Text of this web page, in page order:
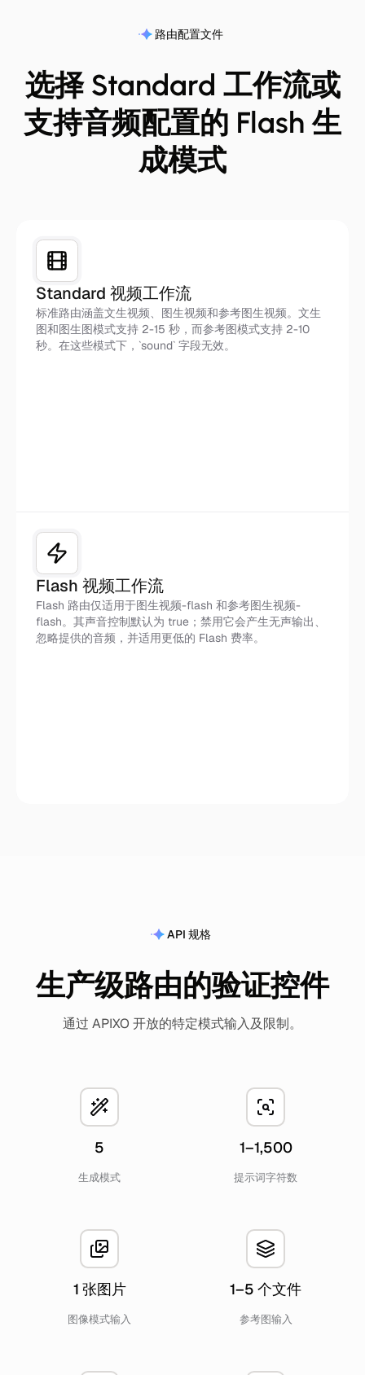
路由配置文件
选择 Standard 工作流或
支持音频配置的 Flash 生
成模式
Standard 视频工作流
标准路由涵盖文生视频、图生视频和参考图生视频。文生
图和图生图模式支持 2-15 秒，而参考图模式支持 2-10
秒。在这些模式下，`sound` 字段无效。
Flash 视频工作流
Flash 路由仅适用于图生视频-flash 和参考图生视频-
flash。其声音控制默认为 true；禁用它会产生无声输出、
忽略提供的音频，并适用更低的 Flash 费率。
API 规格
生产级路由的验证控件
通过 APIXO 开放的特定模式输入及限制。
5
生成模式
1–1,500
提示词字符数
1 张图片
图像模式输入
1–5 个文件
参考图输入